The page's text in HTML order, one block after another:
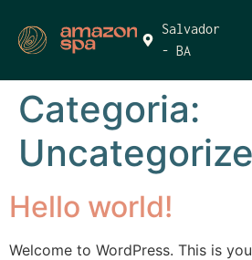
Salvador
- BA
Categoria:
Hello world!
Welcome to WordPress. This is